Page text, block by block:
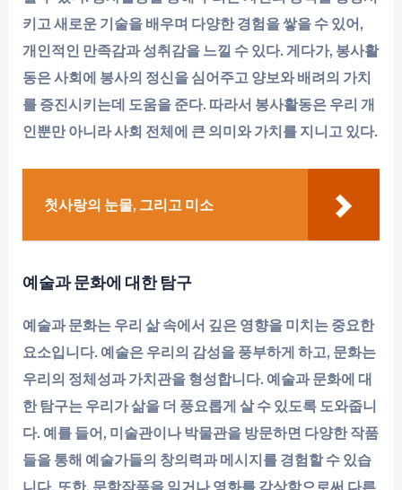
키고 새로운 기술을 배우며 다양한 경험을 쌓을 수 있어,
개인적인 만족감과 성취감을 느낄 수 있다. 게다가, 봉사활
동은 사회에 봉사의 정신을 심어주고 양보와 배려의 가치
를 증진시키는데 도움을 준다. 따라서 봉사활동은 우리 개
인뿐만 아니라 사회 전체에 큰 의미와 가치를 지니고 있다.
첫사랑의 눈물, 그리고 미소
예술과 문화에 대한 탐구
예술과 문화는 우리 삶 속에서 깊은 영향을 미치는 중요한
요소입니다. 예술은 우리의 감성을 풍부하게 하고, 문화는
우리의 정체성과 가치관을 형성합니다. 예술과 문화에 대
한 탐구는 우리가 삶을 더 풍요롭게 살 수 있도록 도와줍니
다. 예를 들어, 미술관이나 박물관을 방문하면 다양한 작품
들을 통해 예술가들의 창의력과 메시지를 경험할 수 있습